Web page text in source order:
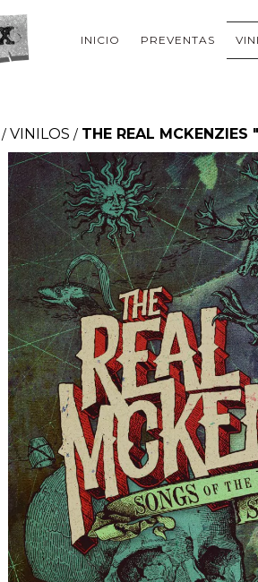
INICIO PREVENTAS
/ VINILOS / THE REAL MCKENZIES